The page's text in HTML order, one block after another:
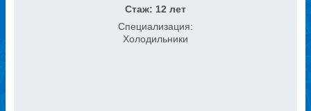
Стаж: 12 лет
Специализация:
Холодильники